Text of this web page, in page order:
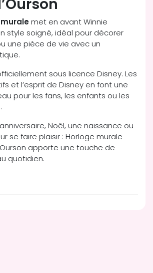
met en avant Winnie
style soigné, idéal pour décorer
une pièce de vie avec un
sous licence Disney. Les
et l’esprit de Disney en font une
pour les fans, les enfants ou les
Noël, une naissance ou
se faire plaisir : Horloge murale
apporte une touche de
quotidien.